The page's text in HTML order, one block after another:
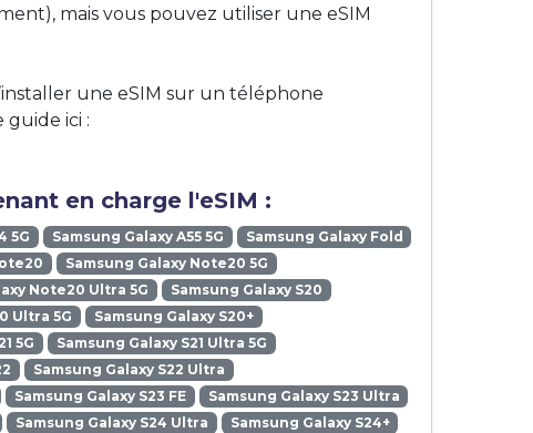
mais vous pouvez utiliser une eSIM
une eSIM sur un téléphone
ici :
en charge l'eSIM :
5G Samsung Galaxy A55 5G
Samsung Galaxy Fold
Samsung Galaxy Note20 5G
Note20 Ultra 5G
Samsung Galaxy S20
Ultra 5G
Samsung Galaxy S20+
5G
Samsung Galaxy S21 Ultra 5G
Samsung Galaxy S22 Ultra
Samsung Galaxy S23 FE
Samsung Galaxy S23 Ultra
Samsung Galaxy S24 Ultra Samsung Galaxy S24+